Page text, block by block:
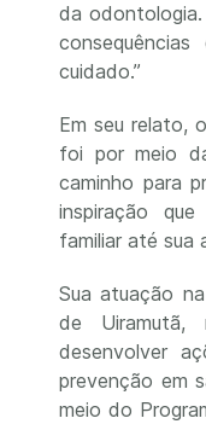
da
cuidado.”
Em seu relato,
foi por meio
caminho para
inspiração
familiar até sua
Sua atuação
de Uiramutã,
desenvolver
prevenção em
meio do